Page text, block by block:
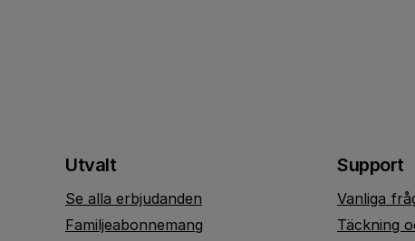
Utvalt
Se alla erbjudanden
Familjeabonnemang
Support
Vanliga
Täckning